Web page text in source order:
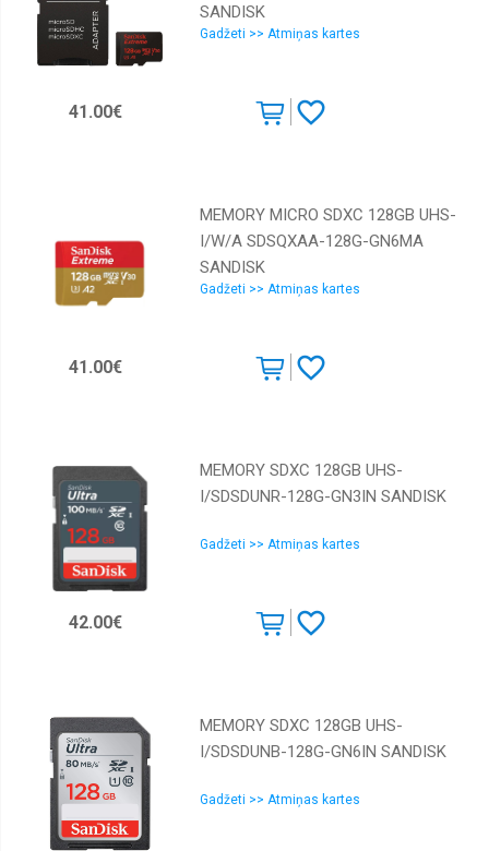
SANDISK
Gadžeti >> Atmiņas kartes
41.00€
MEMORY MICRO SDXC 128GB UHS-
I/W/A SDSQXAA-128G-GN6MA
SANDISK
Gadžeti >> Atmiņas kartes
41.00€
MEMORY SDXC 128GB UHS-
I/SDSDUNR-128G-GN3IN SANDISK
Gadžeti >> Atmiņas kartes
42.00€
MEMORY SDXC 128GB UHS-
I/SDSDUNB-128G-GN6IN SANDISK
Gadžeti >> Atmiņas kartes